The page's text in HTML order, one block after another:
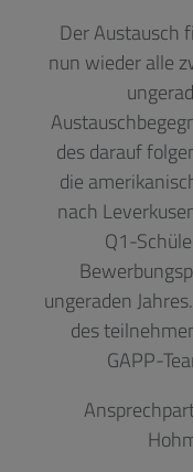
Der Austausch
nun wieder alle
des darauf
die
nach
Q1-
ungeraden
des
GAPP-